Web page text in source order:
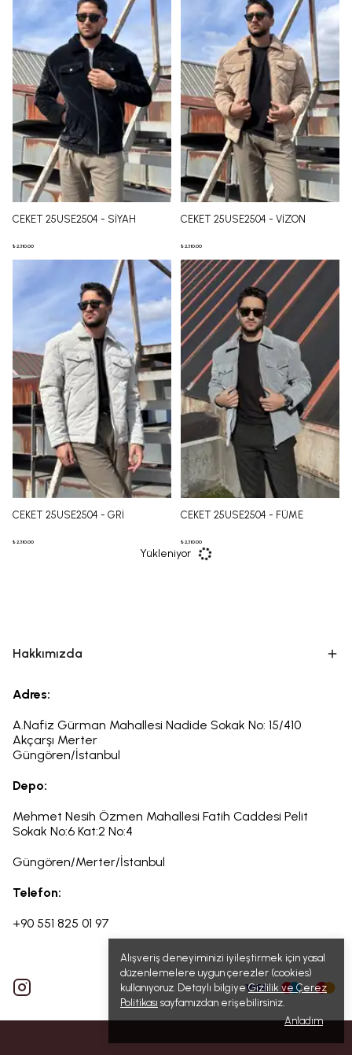
Alışveriş deneyiminizi iyileştirmek için yasal
düzenlemelere uygun çerezler (cookies)
kullanıyoruz. Detaylı bilgiyeGizlilik ve Çerez
Politikası sayfamızdan erişebilirsiniz.
Anladım
CEKET 25USE2504 - SİYAH
₺ 2,310.00
CEKET 25USE2504 - VİZON
₺ 2,310.00
CEKET 25USE2504 - GRİ
₺ 2,310.00
CEKET 25USE2504 - FÜME
₺ 2,310.00
Yükleniyor
Hakkımızda
Adres:
A.Nafiz Gürman Mahallesi Nadide Sokak No: 15/410
Akçarşı Merter
Güngören/İstanbul
Depo:
Mehmet Nesih Özmen Mahallesi Fatih Caddesi Pelit
Sokak No:6 Kat:2 No:4
Güngören/Merter/İstanbul
Telefon:
+90 551 825 01 97